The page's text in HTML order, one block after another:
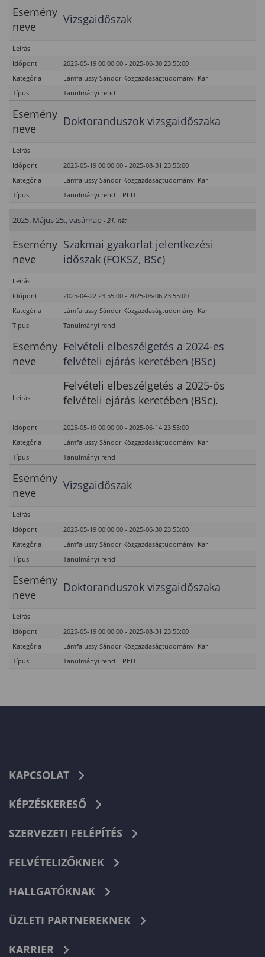
Esemény
neve
Vizsgaidőszak
Leírás
Időpont
2025-05-19 00:00:00 - 2025-06-30 23:55:00
Kategória
Lámfalussy Sándor Közgazdaságtudományi Kar
Típus
Tanulmányi rend
Esemény
neve
Doktoranduszok vizsgaidőszaka
Leírás
Időpont
2025-05-19 00:00:00 - 2025-08-31 23:55:00
Kategória
Lámfalussy Sándor Közgazdaságtudományi Kar
Típus
Tanulmányi rend – PhD
2025. Május 25., vasárnap - 21. hét
Esemény
neve
Szakmai gyakorlat jelentkezési
időszak (FOKSZ, BSc)
Leírás
Időpont
2025-04-22 23:55:00 - 2025-06-06 23:55:00
Kategória
Lámfalussy Sándor Közgazdaságtudományi Kar
Típus
Tanulmányi rend
Esemény
neve
Felvételi elbeszélgetés a 2024-es
felvételi ejárás keretében (BSc)
Leírás
Felvételi elbeszélgetés a 2025-ös
felvételi ejárás keretében (BSc).
Időpont
2025-05-19 00:00:00 - 2025-06-14 23:55:00
Kategória
Lámfalussy Sándor Közgazdaságtudományi Kar
Típus
Tanulmányi rend
Esemény
neve
Vizsgaidőszak
Leírás
Időpont
2025-05-19 00:00:00 - 2025-06-30 23:55:00
Kategória
Lámfalussy Sándor Közgazdaságtudományi Kar
Típus
Tanulmányi rend
Esemény
neve
Doktoranduszok vizsgaidőszaka
Leírás
Időpont
2025-05-19 00:00:00 - 2025-08-31 23:55:00
Kategória
Lámfalussy Sándor Közgazdaságtudományi Kar
Típus
Tanulmányi rend – PhD
KAPCSOLAT
KÉPZÉSKERESŐ
SZERVEZETI FELÉPÍTÉS
FELVÉTELIZŐKNEK
HALLGATÓKNAK
ÜZLETI PARTNEREKNEK
KARRIER